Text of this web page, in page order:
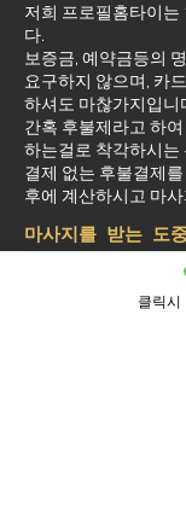
저희 프로필홈타이는
다.
보증금, 예약금등의
요구하지 않으며, 카
하셔도 마찮가지입니
간혹 후불제라고 하
하는걸로 착각하시는
결제 없는 후불결제
후에 계산하시고 마
마사지를 받는 도
할까요?
예약된 마사지 서비
클릭시